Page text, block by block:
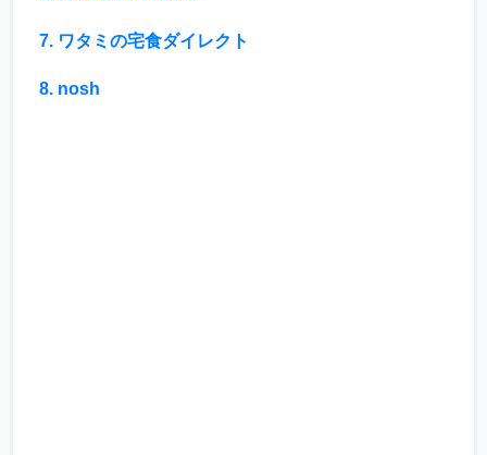
7. ワタミの宅食ダイレクト
8. nosh